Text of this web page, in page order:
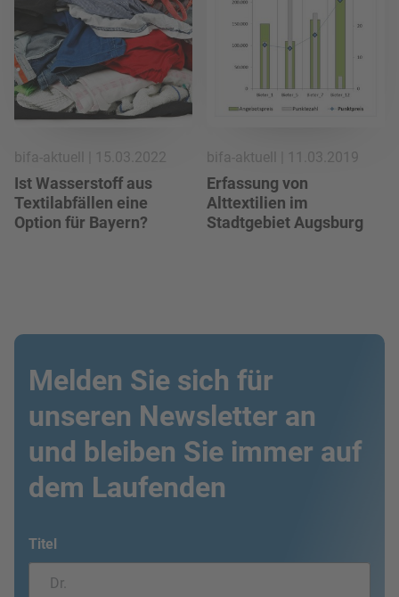
Ist Wasserstoff aus
Textilabfällen eine
Option für Bayern?
Erfassung von
Alttextilien im
Stadtgebiet Augsburg
Melden Sie sich für
unseren Newsletter an
und bleiben Sie immer auf
dem Laufenden